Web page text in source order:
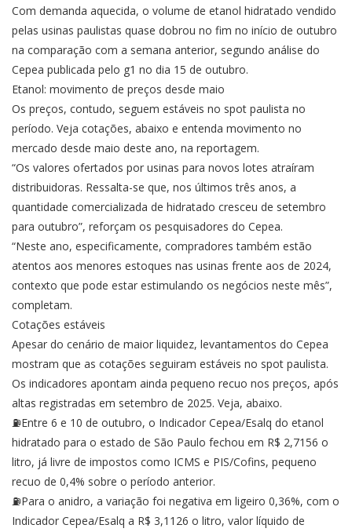
Com demanda aquecida, o volume de etanol hidratado vendido
pelas usinas paulistas quase dobrou no fim no início de outubro
na comparação com a semana anterior, segundo análise do
Cepea publicada pelo g1 no dia 15 de outubro.
Etanol: movimento de preços desde maio
Os preços, contudo, seguem estáveis no spot paulista no
período. Veja cotações, abaixo e entenda movimento no
mercado desde maio deste ano, na reportagem.
“Os valores ofertados por usinas para novos lotes atraíram
distribuidoras. Ressalta-se que, nos últimos três anos, a
quantidade comercializada de hidratado cresceu de setembro
para outubro”, reforçam os pesquisadores do Cepea.
“Neste ano, especificamente, compradores também estão
atentos aos menores estoques nas usinas frente aos de 2024,
contexto que pode estar estimulando os negócios neste mês”,
completam.
Cotações estáveis
Apesar do cenário de maior liquidez, levantamentos do Cepea
mostram que as cotações seguiram estáveis no spot paulista.
Os indicadores apontam ainda pequeno recuo nos preços, após
altas registradas em setembro de 2025. Veja, abaixo.
⛽Entre 6 e 10 de outubro, o Indicador Cepea/Esalq do etanol
hidratado para o estado de São Paulo fechou em R$ 2,7156 o
litro, já livre de impostos como ICMS e PIS/Cofins, pequeno
recuo de 0,4% sobre o período anterior.
⛽Para o anidro, a variação foi negativa em ligeiro 0,36%, com o
Indicador Cepea/Esalq a R$ 3,1126 o litro, valor líquido de